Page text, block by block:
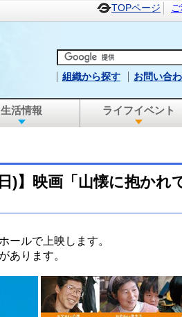
TOPページ
組織から探す お問い合
生活情報 ライフイベント
)】映画「山懐に抱か
ールで上映します。
あります。